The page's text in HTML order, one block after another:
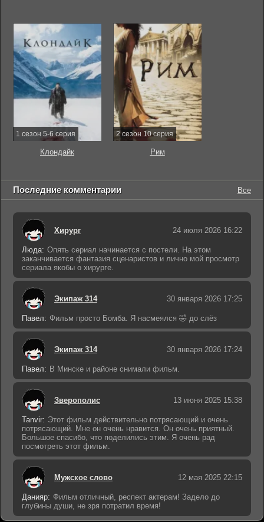
1 сезон 5-6 серия
Клондайк
2 сезон 10 серия
Рим
Последние комментарии Все
Хирург 24 июля 2026 16:22
Люда: Опять сериал начинается с постели. На этом
заканчивается фантазия сценаристов и лично мой просмотр
сериала якобы о хирурге.
Экипаж 314 30 января 2026 17:25
Павел: Фильм просто Бомба. Я насмеялся 🤣 до слёз
Экипаж 314 30 января 2026 17:24
Павел: В Минске и районе снимали фильм.
Зверополис 13 июня 2025 15:38
Tanvir: Этот фильм действительно потрясающий и очень
потрясающий. Мне он очень нравится. Он очень приятный.
Большое спасибо, что поделились этим. Я очень рад
посмотреть этот фильм.
Мужское слово 12 мая 2025 22:15
Данияр: Фильм отличный, респект актерам! Задело до
глубины души, не зря потратил время!